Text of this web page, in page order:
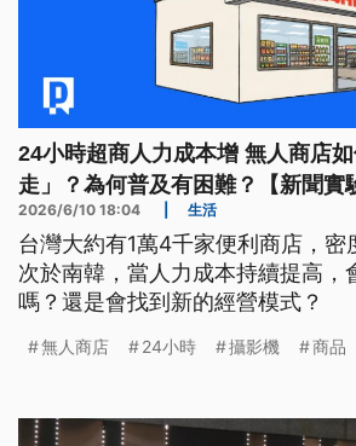
24小時超商人力成本增 無人商店
走」？為何普及有困難？【新聞實
2026/6/10 18:04 生活
台灣大約有1萬4千家便利商店，密
次於南韓，當人力成本持續提高，
嗎？還是會找到新的經營模式？
無人商店 24小時 攝影機 商品